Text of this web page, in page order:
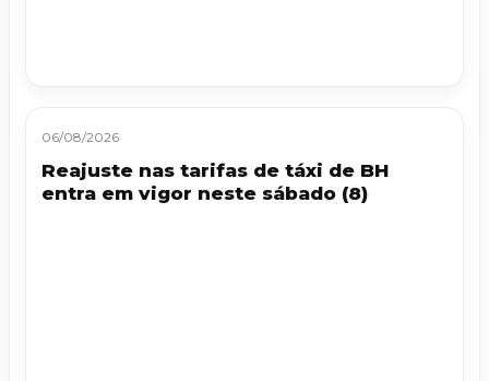
06/08/2026
Reajuste nas tarifas de táxi de BH
entra em vigor neste sábado (8)